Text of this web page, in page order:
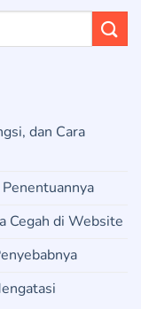
dan Cara
Cegah di Website